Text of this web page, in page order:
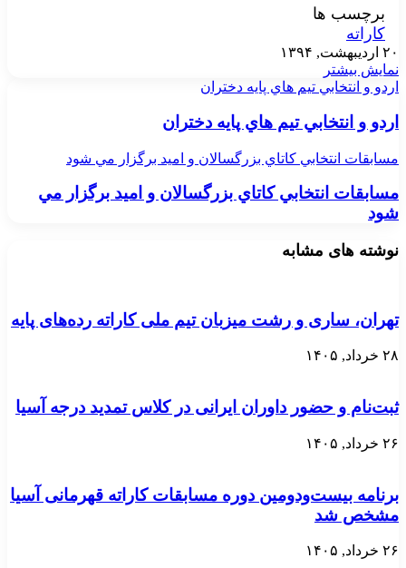
برچسب ها
کاراته
۲۰ اردیبهشت, ۱۳۹۴
نمایش بیشتر
اردو و انتخابي تيم هاي پايه دختران
اردو و انتخابي تيم هاي پايه دختران
مسابقات انتخابي كاتاي بزرگسالان و اميد برگزار مي شود
مسابقات انتخابي كاتاي بزرگسالان و اميد برگزار مي
شود
نوشته های مشابه
تهران، ساری و رشت میزبان تیم ملی کاراته رده‌های پایه
۲۸ خرداد, ۱۴۰۵
ثبت‌نام و حضور داوران ایرانی در کلاس تمدید درجه آسیا
۲۶ خرداد, ۱۴۰۵
برنامه بیست‌ودومین دوره مسابقات کاراته قهرمانی آسیا
مشخص شد
۲۶ خرداد, ۱۴۰۵